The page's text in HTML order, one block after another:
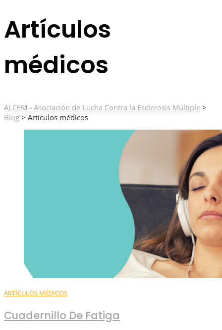
Artículos
médicos
ALCEM - Asociación de Lucha Contra la Esclerosis Múltiple >
Blog > Artículos médicos
ARTÍCULOS MÉDICOS
Cuadernillo De Fatiga